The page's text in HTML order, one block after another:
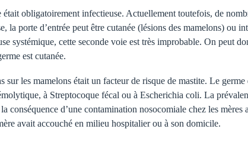
obligatoirement infectieuse. Actuellement toutefois, de
la porte d’entrée peut être cutanée (lésions des mamelons) ou
systémique, cette seconde voie est très improbable. On peut
est cutanée.
sur les mamelons était un facteur de risque de mastite. Le
à Streptocoque fécal ou à Escherichia coli. La
conséquence d’une contamination nosocomiale chez les
avait accouché en milieu hospitalier ou à son domicile.